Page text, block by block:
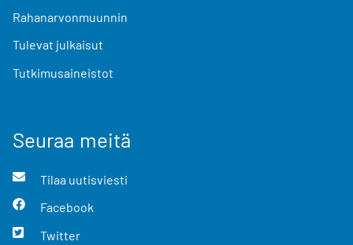
Rahanarvonmuunnin
Tulevat julkaisut
Tutkimusaineistot
Seuraa meitä
Tilaa uutisviesti
Facebook
Twitter